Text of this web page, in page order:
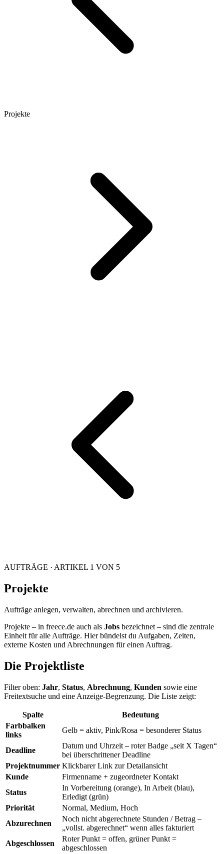
Projekte
AUFTRÄGE · ARTIKEL 1 VON 5
Projekte
Aufträge anlegen, verwalten, abrechnen und archivieren.
Projekte – in freece.de auch als Jobs bezeichnet – sind die zentrale
Einheit für alle Aufträge. Hier bündelst du Aufgaben, Zeiten,
externe Kosten und Abrechnungen für einen Auftrag.
Die Projektliste
Filter oben: Jahr, Status, Abrechnung, Kunden sowie eine
Freitextsuche und eine Anzeige-Begrenzung. Die Liste zeigt:
Spalte
Bedeutung
Farbbalken
links
Gelb = aktiv, Pink/Rosa = besonderer Status
Deadline
Datum und Uhrzeit – roter Badge „seit X Tagen“
bei überschrittener Deadline
Projektnummer Klickbarer Link zur Detailansicht
Kunde
Firmenname + zugeordneter Kontakt
Status
In Vorbereitung (orange), In Arbeit (blau),
Erledigt (grün)
Priorität
Normal, Medium, Hoch
Abzurechnen
Noch nicht abgerechnete Stunden / Betrag –
„vollst. abgerechnet“ wenn alles fakturiert
Abgeschlossen
Roter Punkt = offen, grüner Punkt =
abgeschlossen